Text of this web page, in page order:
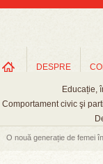
DESPRE
Educație,
Comportament civic şi
O nouă generație de femei